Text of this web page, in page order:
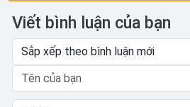
Viết bình luận của bạn